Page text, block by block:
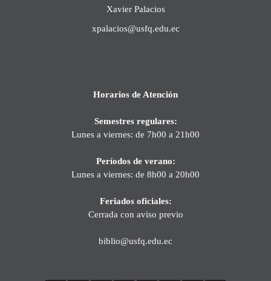
Xavier Palacios
xpalacios@usfq.edu.ec
Horarios de Atención
Semestres regulares:
Lunes a viernes: de 7h00 a 21h00
Períodos de verano:
Lunes a viernes: de 8h00 a 20h00
Feriados oficiales:
Cerrada con aviso previo
biblio@usfq.edu.ec